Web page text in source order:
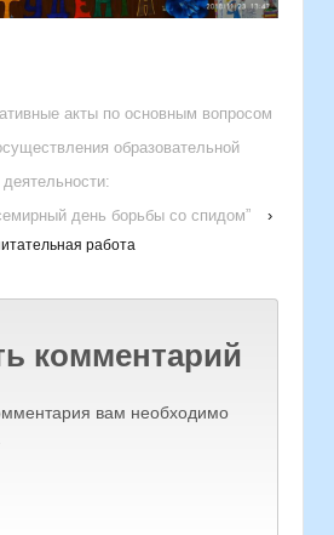
акты по основным вопросом
образовательной
деятельности:
день борьбы со спидом”
›
работа
комментарий
вам необходимо